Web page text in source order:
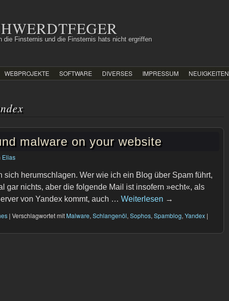
die Finsternis und die Finsternis hats nicht ergriffen
WEBPROJEKTE SOFTWARE DIVERSES IMPRESSUM NEUIGKEITEN
malware on your website
Elias
sich herumschlagen. Wer wie ich ein Blog über Spam führt,
gar nichts, aber die folgende Mail ist insofern »echt«, als
von Yandex kommt, auch … Weiterlesen →
| Verschlagwortet mit Malware, Schlangenöl, Sophos, Spamblog, Yandex |